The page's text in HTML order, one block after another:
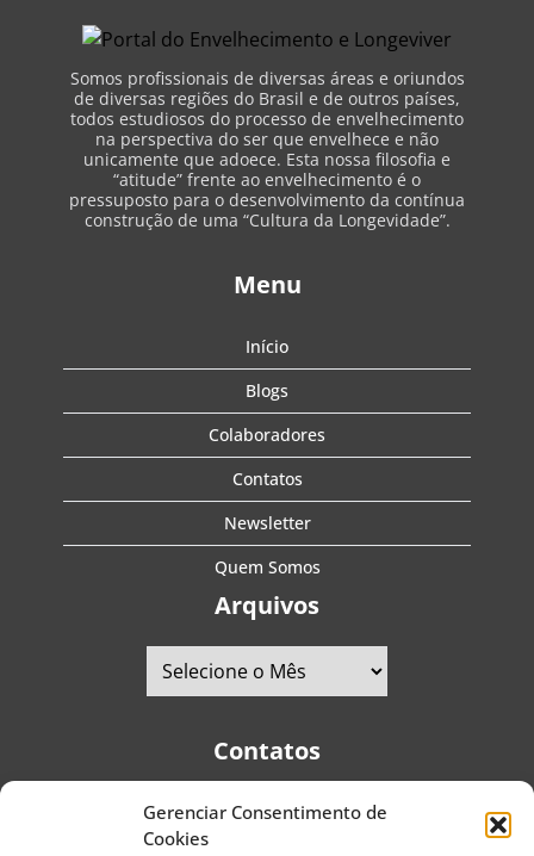
Gerenciar Consentimento de
Cookies
Somos profissionais de diversas áreas e oriundos
de diversas regiões do Brasil e de outros países,
todos estudiosos do processo de envelhecimento
na perspectiva do ser que envelhece e não
unicamente que adoece. Esta nossa filosofia e
“atitude” frente ao envelhecimento é o
pressuposto para o desenvolvimento da contínua
construção de uma “Cultura da Longevidade”.
Menu
Início
Blogs
Colaboradores
Contatos
Newsletter
Quem Somos
Arquivos
Contatos
Telefones:+55 (11) 2579-9697|+55 (11) 5587-4334